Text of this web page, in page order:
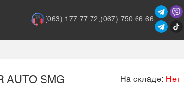
(063) 177 77 72, (067) 750 66 66
AUTO SMG На складе: Нет